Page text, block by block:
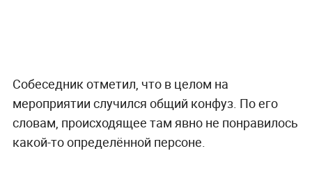
Собеседник отметил, что в целом на
мероприятии случился общий конфуз. По его
словам, происходящее там явно не понравилось
какой-то определённой персоне.